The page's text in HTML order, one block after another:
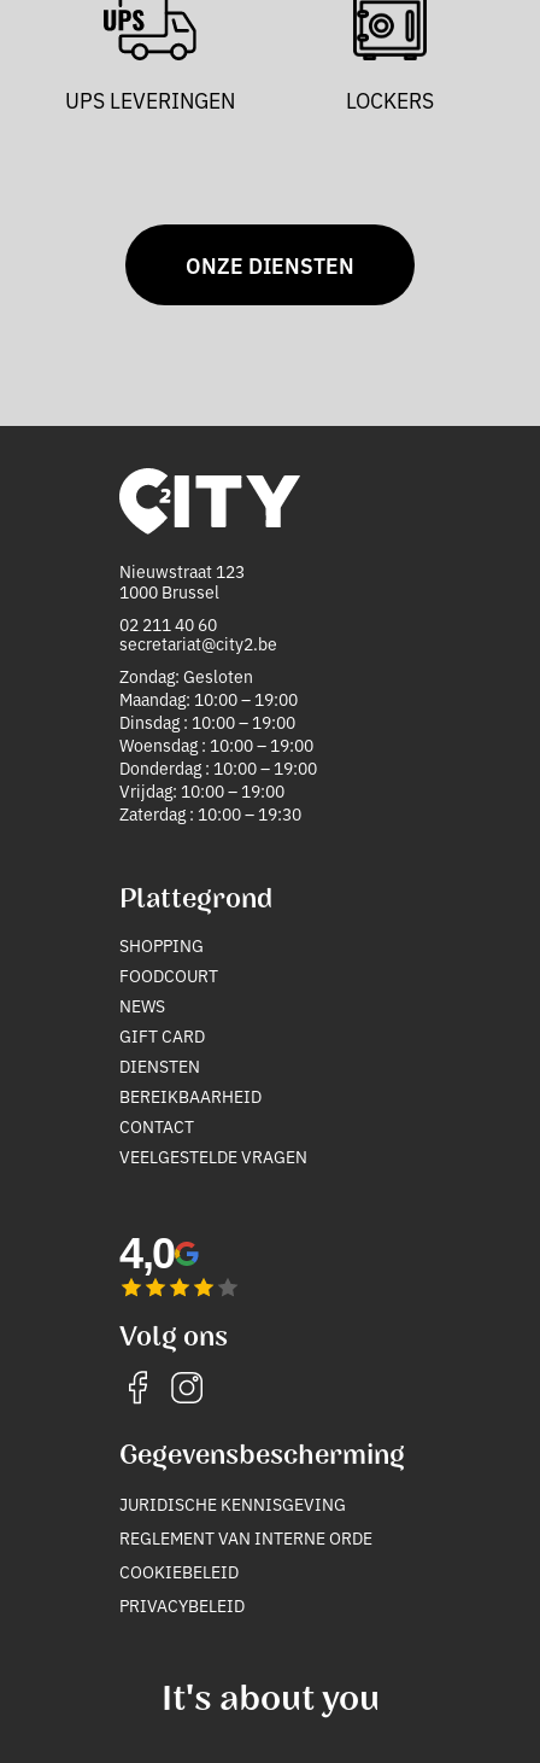
UPS LEVERINGEN LOCKERS
ONZE DIENSTEN
Nieuwstraat 123
1000 Brussel
02 211 40 60
secretariat@city2.be
Zondag: Gesloten
Maandag: 10:00 – 19:00
Dinsdag : 10:00 – 19:00
Woensdag : 10:00 – 19:00
Donderdag : 10:00 – 19:00
Vrijdag: 10:00 – 19:00
Zaterdag : 10:00 – 19:30
Plattegrond
SHOPPING
FOODCOURT
NEWS
GIFT CARD
DIENSTEN
BEREIKBAARHEID
CONTACT
VEELGESTELDE VRAGEN
It's about you
4,0
Volg ons
Gegevensbescherming
JURIDISCHE KENNISGEVING
REGLEMENT VAN INTERNE ORDE
COOKIEBELEID
PRIVACYBELEID